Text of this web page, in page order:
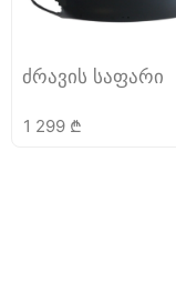
ძრავის საფარი
1 299 ₾